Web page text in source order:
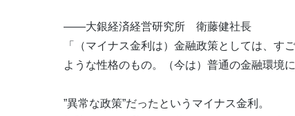
――大銀経済経営研究所 衛藤健社長
「（マイナス金利は）金融政策としては、す
ような性格のもの。（今は）普通の金融環境
”異常な政策”だったというマイナス金利。